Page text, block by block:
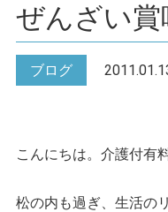
ぜんざい賞
ブログ
こんにちは。介護付有
松の内も過ぎ、生活の